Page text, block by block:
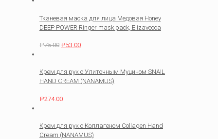
Тканевая маска для лица Медовая Honey
DEEP POWER Ringer mask pack, Elizavecca
Р75.00 Р 53.00
Крем для рук с Улиточным Муцином SNAIL
HAND CREAM (NANAMUS)
Р274.00
Крем для рук с Коллагеном Collagen Hand
Cream (NANAMUS)